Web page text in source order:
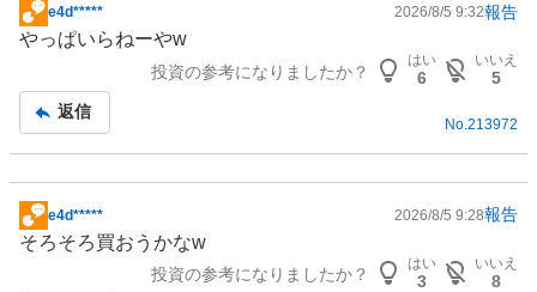
掲
示
事
e4d***** 2026/8/5 9:32報告
やっぱいらねーやw
投資の参考になりましたか？
はい
6
いいえ
5
返信
No. 213972
掲
示
e4d***** 2026/8/5 9:28報告
そろそろ買おうかなw
投資の参考になりましたか？
はい
3
いいえ
8